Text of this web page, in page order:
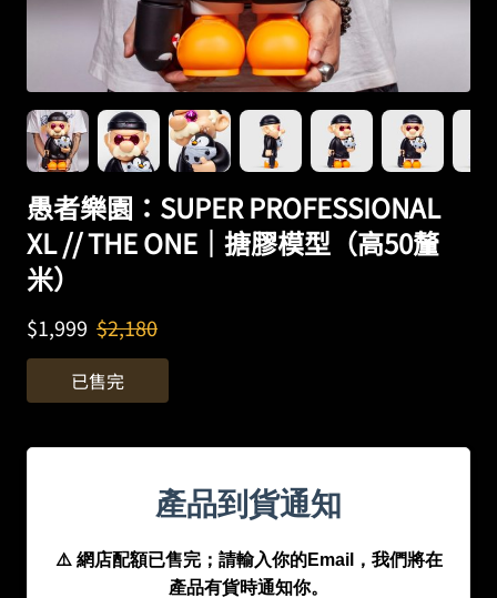
愚者樂園：SUPER PROFESSIONAL
XL // THE ONE｜搪膠模型（高50釐
米）
$1,999 $2,180
已售完